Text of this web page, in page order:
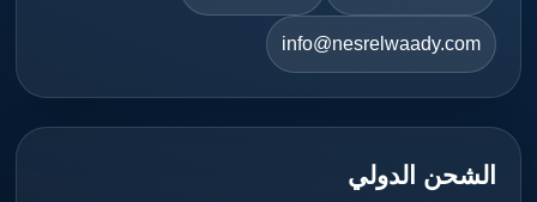
info@nesrelwaady.com
الشحن الدولي